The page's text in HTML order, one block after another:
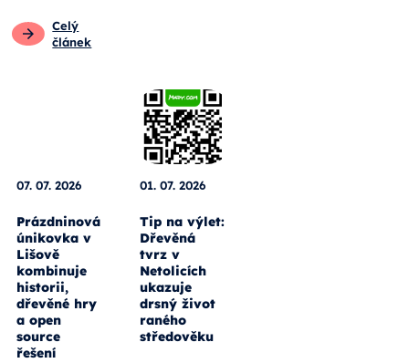
Celý
článek
07. 07. 2026
Prázdninová
únikovka v
Lišově
kombinuje
historii,
dřevěné hry
a open
source
řešení
01. 07. 2026
Tip na výlet:
Dřevěná
tvrz v
Netolicích
ukazuje
drsný život
raného
středověku